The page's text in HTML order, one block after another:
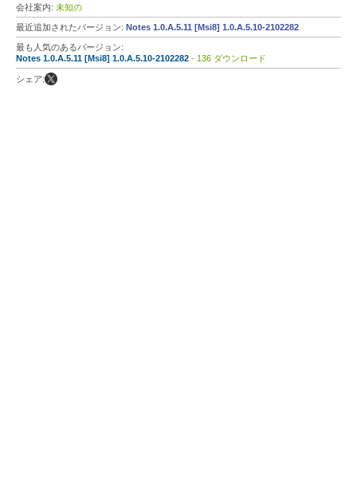
会社案内: 未知の
最近追加されたバージョン: Notes 1.0.A.5.11 [Msi8] 1.0.A.5.10-2102282
最も人気のあるバージョン:
Notes 1.0.A.5.11 [Msi8] 1.0.A.5.10-2102282 - 136 ダウンロード
シェア: